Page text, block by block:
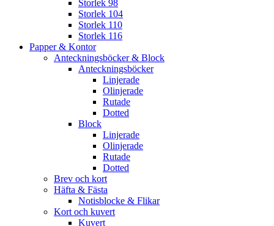
Storlek 98
Storlek 104
Storlek 110
Storlek 116
Papper & Kontor
Anteckningsböcker & Block
Anteckningsböcker
Linjerade
Olinjerade
Rutade
Dotted
Block
Linjerade
Olinjerade
Rutade
Dotted
Brev och kort
Häfta & Fästa
Notisblocke & Flikar
Kort och kuvert
Kuvert